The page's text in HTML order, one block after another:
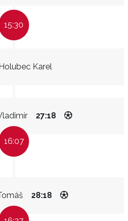
15:30
Karel
27:18
16:07
28:18